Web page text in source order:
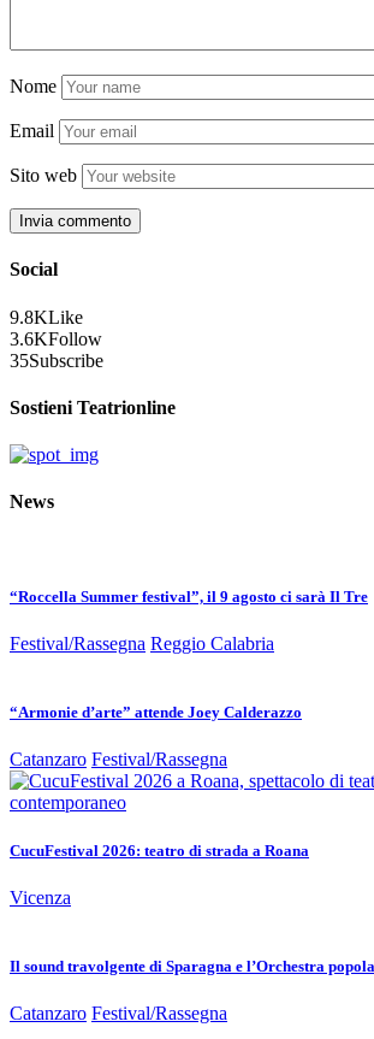
Nome
Email
Sito web
Social
9.8KLike
3.6KFollow
35Subscribe
Sostieni Teatrionline
News
“Roccella Summer festival”, il 9 agosto ci sarà Il Tre
Festival/Rassegna Reggio Calabria
“Armonie d’arte” attende Joey Calderazzo
Catanzaro Festival/Rassegna
CucuFestival 2026: teatro di strada a Roana
Vicenza
Il sound travolgente di Sparagna e l’Orchestra
Catanzaro Festival/Rassegna